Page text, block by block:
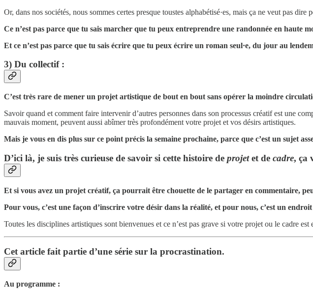
Or, dans nos sociétés, nous sommes certes presque toustes alphabétisé·es, mais ça ne veut pas
Ce n’est pas parce que tu sais marcher que tu peux entreprendre une randonnée en haute
Et ce n’est pas parce que tu sais écrire que tu peux écrire un roman seul·e, du jour au
3) Du collectif :
C’est très rare de mener un projet artistique de bout en bout sans opérer la moindre
Savoir quand et comment faire intervenir d’autres personnes dans son processus créatif est une
mauvais moment, peuvent aussi abîmer très profondément votre projet et vos désirs artistiques.
Mais je vous en dis plus sur ce point précis la semaine prochaine, parce que c’est un sujet
D’ici là, je suis très curieuse de savoir si cette histoire de projetet de cadre, ça
Et si vous avez un projet créatif, ça pourrait être chouette de le partager en commentaire,
Pour vous, c’est une façon d’inscrire votre désir dans la réalité, et pour nous, c’est un
Toutes les disciplines artistiques sont bienvenues et ce n’est pas grave si votre projet ou le cadre est
Cet article fait partie d’une série sur la procrastination.
Au programme :